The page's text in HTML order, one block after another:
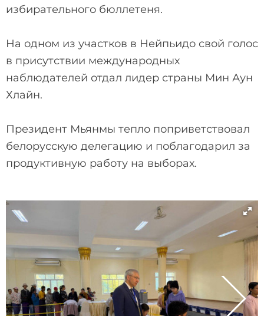
избирательного бюллетеня.
На одном из участков в Нейпьидо свой голос
в присутствии международных
наблюдателей отдал лидер страны Мин Аун
Хлайн.
Президент Мьянмы тепло поприветствовал
белорусскую делегацию и поблагодарил за
продуктивную работу на выборах.